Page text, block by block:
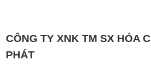
CÔNG TY XNK TM SX HÓA
PHÁT